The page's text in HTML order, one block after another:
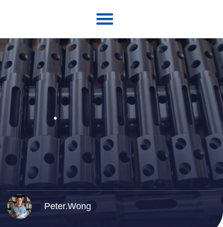
Peter.Wong